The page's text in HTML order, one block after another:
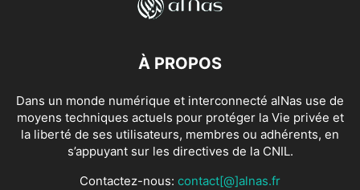
À PROPOS
Dans un monde numérique et interconnecté alNas use de
moyens techniques actuels pour protéger la Vie privée et
la liberté de ses utilisateurs, membres ou adhérents, en
s’appuyant sur les directives de la CNIL.
Contactez-nous: contact[@]alnas.fr